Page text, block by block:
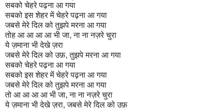
सबको चेहरे पढ़ना आ गया
सबको इस शेहर में चेहरे पढ़ना आ गया
जबसे मेरे दिल को तुझपे मरना आ गया
तोह आ आ आ आ भी जा, ना ना नज़रे चुरा
ये ज़माना भी देखे ज़रा
जबसे मेरे दिल को उफ़, तुझपे मरना आ गया
सबको चेहरे पढ़ना आ गया
सबको इस शेहर में चेहरे पढ़ना आ गया
जबसे मेरे दिल को तुझपे मरना आ गया
तो आ आ आ आ भी जा, ना ना नज़रे चुरा
ये ज़माना भी देखे ज़रा, जबसे मेरे दिल को उफ़